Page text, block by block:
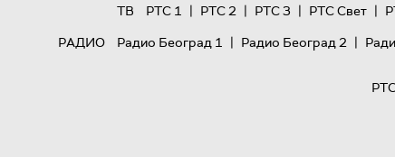
ТВ
РТС 1 | РТС 2 | РТС 3 | РТС Свет |
РАДИО
Радио Београд 1 | Радио Београд 2 |